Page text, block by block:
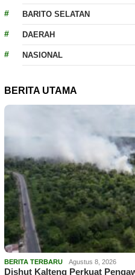
BARITO SELATAN
DAERAH
NASIONAL
BERITA UTAMA
BERITA TERBARU Agustus 8, 2026
Dishut Kalteng Perkuat